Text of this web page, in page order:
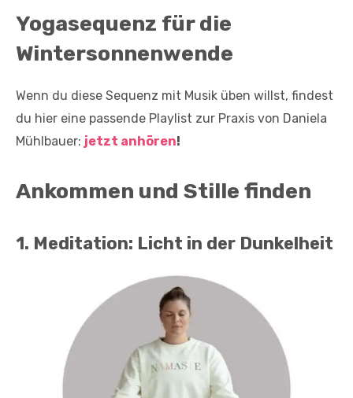
Yogasequenz für die
Wintersonnenwende
Wenn du diese Sequenz mit Musik üben willst, findest
du hier eine passende Playlist zur Praxis von Daniela
Mühlbauer: jetzt anhören!
Ankommen und Stille finden
1. Meditation: Licht in der Dunkelheit